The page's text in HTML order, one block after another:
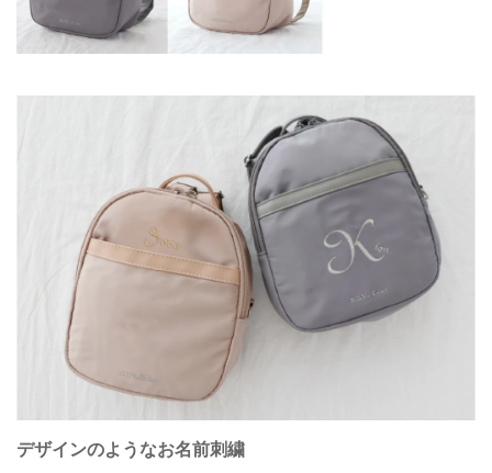
デザインのようなお名前刺繍